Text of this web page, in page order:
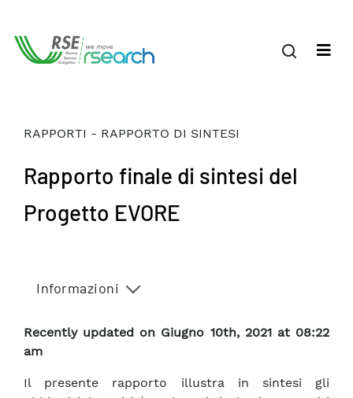
RAPPORTI - RAPPORTO DI SINTESI
Rapporto finale di sintesi del
Progetto EVORE
Informazioni
Recently updated on Giugno 10th, 2021 at 08:22
am
Il presente rapporto illustra in sintesi gli